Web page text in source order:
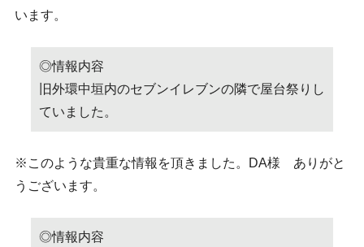
います。
◎情報内容
旧外環中垣内のセブンイレブンの隣で屋台祭りし
ていました。
※このような貴重な情報を頂きました。DA様 ありがと
うございます。
◎情報内容